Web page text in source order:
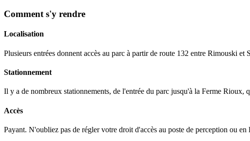
Comment s'y rendre
Localisation
Plusieurs entrées donnent accès au parc à partir de route 132 entre Rimouski
Stationnement
Il y a de nombreux stationnements, de l'entrée du parc jusqu'à la Ferme Rioux,
Accès
Payant. N'oubliez pas de régler votre droit d'accès au poste de perception ou